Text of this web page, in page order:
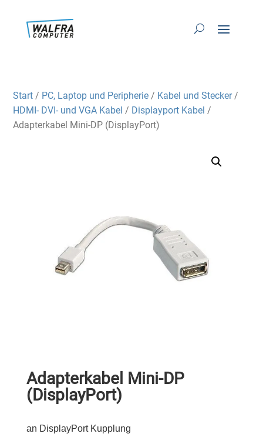
Start / PC, Laptop und Peripherie / Kabel und Stecker/
HDMI- DVI- und VGA Kabel / Displayport Kabel /
Adapterkabel Mini-DP (DisplayPort)
Adapterkabel Mini-DP
(DisplayPort)
an DisplayPort Kupplung